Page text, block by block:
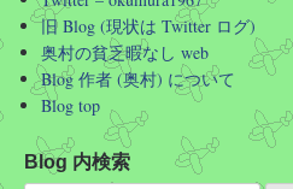
旧 Blog (現状は Twitter ログ)
奥村の貧乏暇なし web
Blog 作者 (奥村) について
Blog top
Blog 内検索